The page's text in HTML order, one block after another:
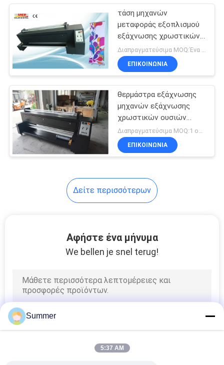
Σχεδιαστής
υφάσματος
191
εκτυπωτής Epson
θερμάστρα
εξάχνωσης
τάση μηχανών
μεταφοράς εξοπλισμού
εξάχνωσης χρωστικών
ουσιών 1.6m άμεση 220V
50 Hz
ΕΠΙΚΟΙΝΩΝΙΑ
θερμάστρα εξάχνωσης
μηχανών εξάχνωσης
χρωστικών ουσιών
220V 50HZ με τους
piezo εκτυπωτές
Διαπραγματεύσιμα MOQ:1 ομάδα
ΕΠΙΚΟΙΝΩΝΙΑ
Δείτε περισσότερων
Αφήστε ένα μήνυμα
We bellen je snel terug!
Summer
5:37 AM